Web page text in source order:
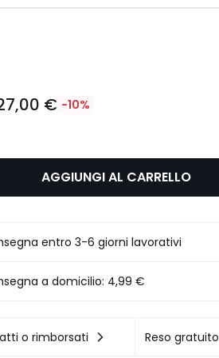
€ -10%
AGGIUNGI AL CARRELLO
entro 3-6 giorni lavorativi
a domicilio: 4,99 €
o rimborsati Reso gratuito